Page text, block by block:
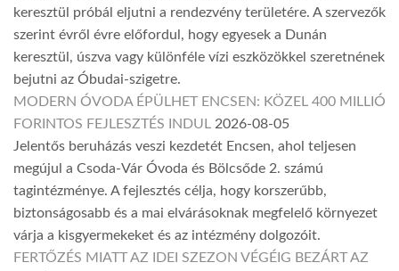
keresztül próbál eljutni a rendezvény területére. A szervezők
szerint évről évre előfordul, hogy egyesek a Dunán
keresztül, úszva vagy különféle vízi eszközökkel szeretnének
bejutni az Óbudai-szigetre.
MODERN ÓVODA ÉPÜLHET ENCSEN: KÖZEL 400 MILLIÓ
FORINTOS FEJLESZTÉS INDUL 2026-08-05
Jelentős beruházás veszi kezdetét Encsen, ahol teljesen
megújul a Csoda-Vár Óvoda és Bölcsőde 2. számú
tagintézménye. A fejlesztés célja, hogy korszerűbb,
biztonságosabb és a mai elvárásoknak megfelelő környezet
várja a kisgyermekeket és az intézmény dolgozóit.
FERTŐZÉS MIATT AZ IDEI SZEZON VÉGÉIG BEZÁRT AZ